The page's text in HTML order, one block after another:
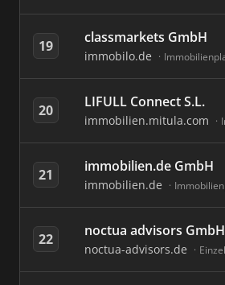
19 classmarkets GmbH
immobilo.de
20 LIFULL Connect S.L.
immobilien.mitula.com
21 immobilien.de GmbH
immobilien.de
22 noctua advisors GmbH
noctua-advisors.de